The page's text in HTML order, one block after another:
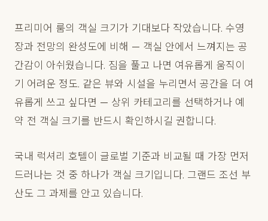
프리미어 룸의 객실 크기가 기대보다 작았습니다. 수영
장과 전망의 완성도에 비해 — 객실 안에서 느껴지는 공
간감이 아쉬웠습니다. 짐을 풀고 나면 여유롭게 움직이
기 어려운 정도. 같은 뷰와 시설을 누리면서 공간을 더 여
유롭게 쓰고 싶다면 — 상위 카테고리를 선택하거나 예
약 전 객실 크기를 반드시 확인하시길 권합니다.
국내 럭셔리 호텔이 글로벌 기준과 비교될 때 가장 먼저
드러나는 것 중 하나가 객실 크기입니다. 그랜드 조선 부
산도 그 과제를 안고 있습니다.